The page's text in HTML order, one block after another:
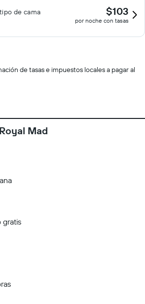
de cama
$103
por noche con tasas
de tasas e impuestos locales a pagar al
Mad
gratis